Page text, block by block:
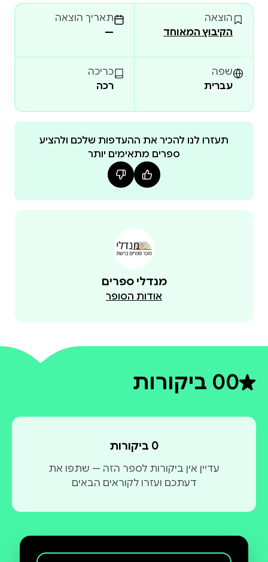
הוצאה
הקיבוץ המאוחד
תאריך הוצאה
—
שפה
עברית
כריכה
רכה
תעזרו לנו להכיר את ההעדפות שלכם ולהציע
ספרים מתאימים יותר
מנדלי ספרים
אודות הסופר
0דירוג ממוצע 0 מתוך 5
0 ביקורות
0 ביקורות
עדיין אין ביקורות לספר הזה — שתפו את
דעתכם ועזרו לקוראים הבאים